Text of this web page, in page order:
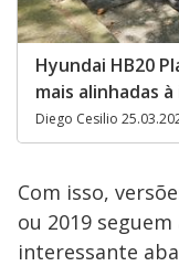
Hyundai HB20
mais alinhadas
Diego Cesilio
Com isso,
ou 2019
interessante